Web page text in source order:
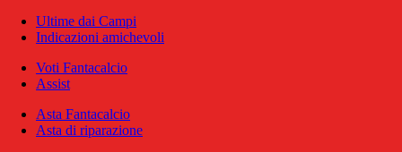
Ultime dai Campi
Indicazioni amichevoli
Voti Fantacalcio
Assist
Asta Fantacalcio
Asta di riparazione